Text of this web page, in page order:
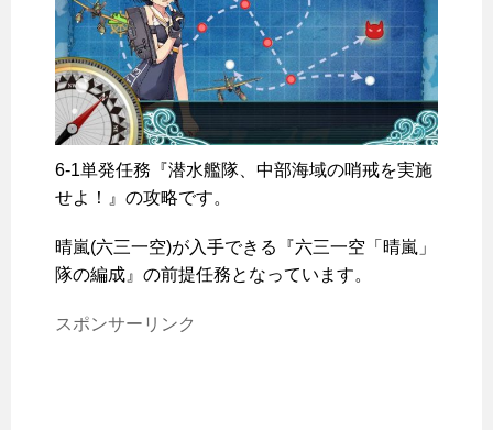
6-1単発任務『潜水艦隊、中部海域の哨戒を実施
せよ！』の攻略です。
晴嵐(六三一空)が入手できる『六三一空「晴嵐」
隊の編成』の前提任務となっています。
スポンサーリンク